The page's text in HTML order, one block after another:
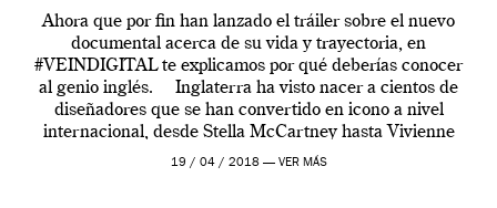
Ahora que por fin han lanzado el tráiler sobre el nuevo
documental acerca de su vida y trayectoria, en
#VEINDIGITAL te explicamos por qué deberías conocer
al genio inglés. Inglaterra ha visto nacer a cientos de
diseñadores que se han convertido en icono a nivel
internacional, desde Stella McCartney hasta Vivienne
Westwood pasando […]
19 / 04 / 2018 — VER MÁS